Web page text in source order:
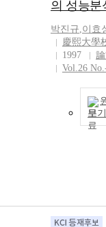
의 성능분
박진규,이효
慶熙大學
1997
Vol.26
보기